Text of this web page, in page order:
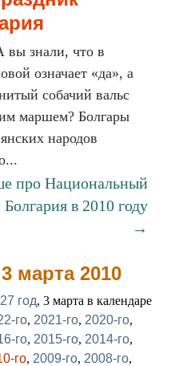
вы знали, что в
означает «да», а
собачий вальс
маршем? Болгары
народов
про Национальный
в 2010 году
→
марта 2010
год, 3 марта в календаре
го, 2021-го, 2020-го,
го, 2015-го, 2014-го,
го, 2009-го, 2008-го,